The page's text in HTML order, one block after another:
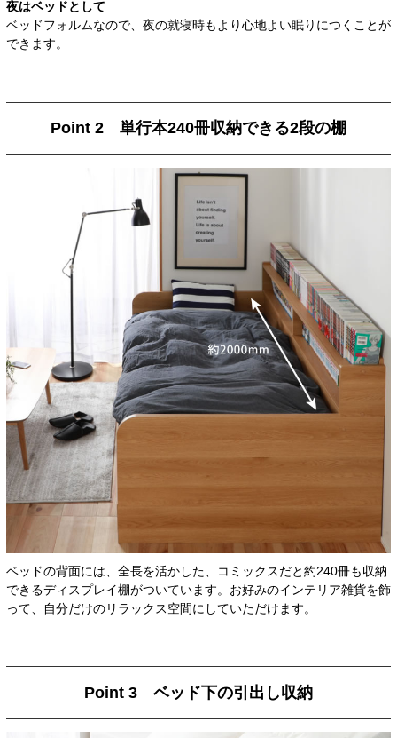
夜はベッドとして
ベッドフォルムなので、夜の就寝時もより心地よい眠りにつくことが
できます。
Point 2 単行本240冊収納できる2段の棚
ベッドの背面には、全長を活かした、コミックスだと約240冊も収納
できるディスプレイ棚がついています。お好みのインテリア雑貨を飾
って、自分だけのリラックス空間にしていただけます。
Point 3 ベッド下の引出し収納